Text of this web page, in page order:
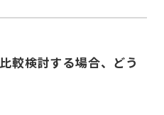
較検討する場合、どう